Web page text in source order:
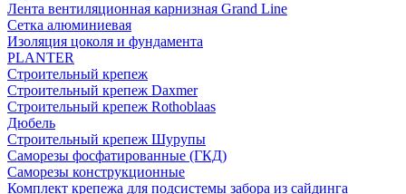
Лента вентиляционная карнизная Grand Line
Сетка алюминиевая
Изоляция цоколя и фундамента
PLANTER
Строительный крепеж
Строительный крепеж Daxmer
Строительный крепеж Rothoblaas
Дюбель
Строительный крепеж Шурупы
Саморeзы фосфатированные (ГКД)
Саморезы конструкционные
Комплект крепежа для подсистемы забора из сайдинга